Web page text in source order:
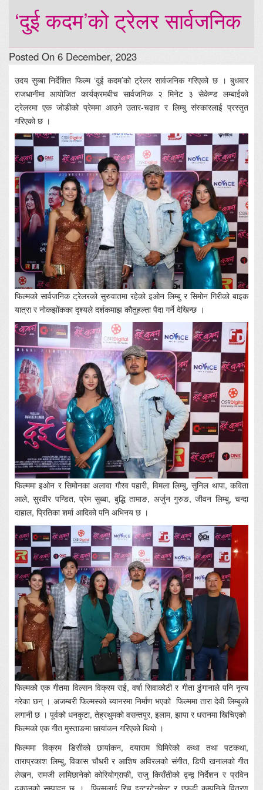
‘दुई कदम’को ट्रेलर सार्वजनिक
Posted On 6 December, 2023
उदय सुब्बा निर्देशित फिल्म ‘दुई कदम’को ट्रेलर सार्वजनिक गरिएको छ । बुधबार
राजधानीमा आयोजित कार्यक्रमबीच सार्वजनिक २ मिनेट ३ सेकेण्ड लम्बाईको
ट्रेलरमा एक जोडीको प्रेममा आउने उतार-चढाव र लिम्बु संस्कारलाई प्रस्तुत
गरिएको छ ।
फिल्मको सार्वजनिक ट्रेलरको सुरुवातमा रहेको इओन लिम्बु र सिमोन गिरीको बाइक
यात्रा र नोकझोंकका दृश्यले दर्शकमाझ कौतुहल्ता पैदा गर्ने देखिन्छ ।
फिल्ममा इओन र सिमोनका अलावा गौरव पहारी, विमला लिम्बु, सुनिल थापा, कविता
आले, सुरवीर पन्डित, प्रेम सुब्बा, बुद्धि तामाङ, अर्जुन गुरुङ, जीवन लिम्बु, चन्दा
दाहाल, प्रितिका शर्मा आदिको पनि अभिनय छ ।
फिल्मको एक गीतमा विल्सन विक्रम राई, वर्षा सिवाकोटी र गीता ढुंगानाले पनि नृत्य
गरेका छन् । अजम्बरी फिल्मस्को ब्यानरमा निर्माण भएको फिल्ममा तारा देवी लिम्बुको
लगानी छ । पूर्वको धनकुटा, तेह्रथुमको वसन्तपुर, इलाम, झापा र धरानमा खिचिएको
फिल्मको एक गीत मुस्ताङमा छायांकन गरिएको थियो ।
फिल्ममा विक्रम डिसीको छायांकन, दयाराम घिमिरेको कथा तथा पटकथा,
ताराप्रकाश लिम्बु, विकास चौधरी र आशिष अविरलको संगीत, डिपी खनालको गीत
लेखन, रामजी लामिछानेको कोरियोग्राफी, राजु किराँतीको द्वन्द्व निर्देशन र प्रविन
ढकालको सम्पादन छ । फिल्मलाई रिच इन्टरटेनमेन्ट र एफडी कम्पनिले वितरण